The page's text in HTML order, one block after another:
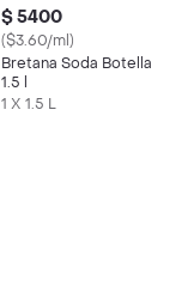
$ 5400
($3.60/ml)
Bretana Soda Botella
1.5 l
1 X 1.5 L